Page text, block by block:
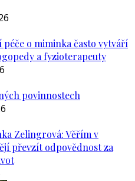
péče o miminka často vytváří
a fyzioterapeuty
povinnostech
Zelingrová: Věřím v
převzít odpovědnost za